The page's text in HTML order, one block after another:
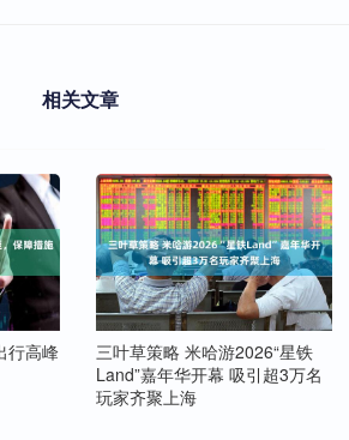
相关文章
行高峰
三叶草策略 米哈游2026“星铁
Land”嘉年华开幕 吸引超3万名
玩家齐聚上海